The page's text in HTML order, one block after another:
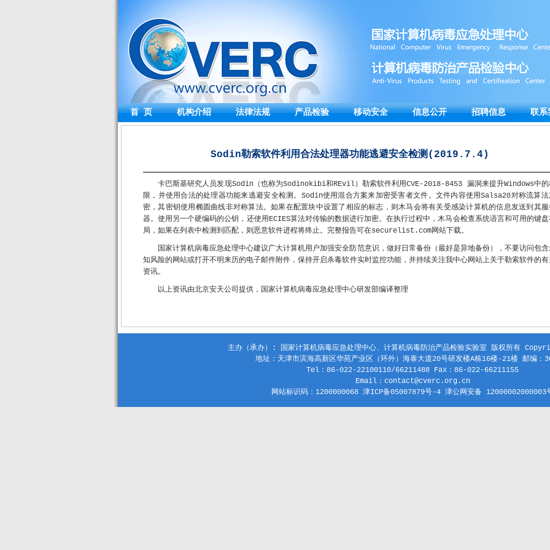
首 页 机构介绍 法律法规 产品检验 移动安全 信息公开 招聘信息 联系
Sodin勒索软件利用合法处理器功能逃避安全检测(2019.7.4)
卡巴斯基研究人员发现Sodin（也称为Sodinokibi和REvil）勒索软件利用CVE-2018-8453 漏洞来提升Windows中的
限，并使用合法的处理器功能来逃避安全检测。Sodin使用混合方案来加密受害者文件。文件内容使用Salsa20对称流算法
密，其密钥使用椭圆曲线非对称算法。如果在配置块中设置了相应的标志，则木马会将有关受感染计算机的信息发送到其服
器。使用另一个硬编码的公钥，还使用ECIES算法对传输的数据进行加密。在执行过程中，木马会检查系统语言和可用的键
局，如果在列表中检测到匹配，则恶意软件进程将终止。完整报告可在securelist.com网站下载。
国家计算机病毒应急处理中心建议广大计算机用户加强安全防范意识，做好日常备份（最好是异地备份），不要访问包
知风险的网站或打开不明来历的电子邮件附件，保持开启杀毒软件实时监控功能，并持续关注我中心网站上关于勒索软件的
资讯。
以上资讯由北京安天公司提供，国家计算机病毒应急处理中心研发部编译整理
主办（承办）: 国家计算机病毒应急处理中心、计算机病毒防治产品检验实验室 版权所有
地址：天津市滨海高新区华苑产业区（环外）海泰大道20号研发楼A栋16楼-21楼 邮编：
Tel：86-022-22100110/66211488 Fax：86-022-66211155
Email：contact@cverc.org.cn
网站标识码：1200000068 津ICP备05007879号-4 津公网安备 12000002000003